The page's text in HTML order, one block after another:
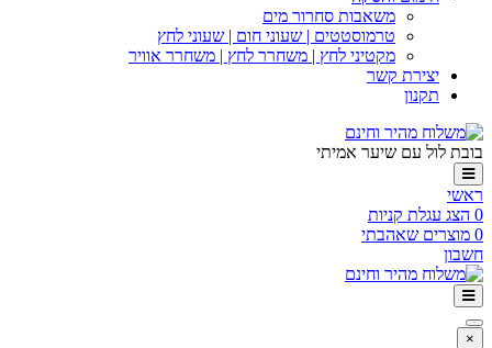
משאבות סחרור מים
טרמוסטטים | שעוני חום | שעוני לחץ
מקטיני לחץ | משחרר לחץ | משחרר אוויר
יצירת קשר
תקנון
בובת לול עם שיער אמיתי
ראשי
0 הצג עגלת קניות
0 מוצרים שאהבתי
חשבון
×